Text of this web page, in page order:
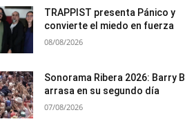
TRAPPIST presenta Pánico y
convierte el miedo en fuerza
08/08/2026
Sonorama Ribera 2026: Barry B
arrasa en su segundo día
07/08/2026